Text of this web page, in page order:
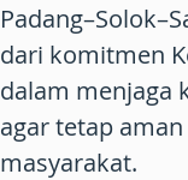
dari komitmen
dalam menjaga
agar tetap
masyarakat.